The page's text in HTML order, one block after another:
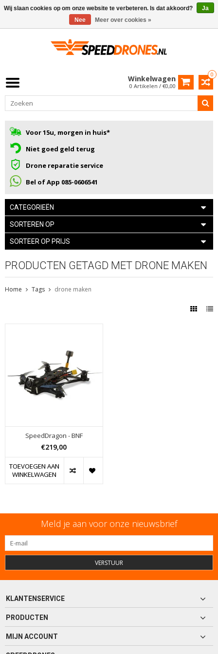
0
Winkelwagen
0 Artikelen / €0,00
Voor 15u, morgen in huis*
Niet goed geld terug
Drone reparatie service
Bel of App 085-0606541
CATEGORIEËN
SORTEREN OP
SORTEER OP PRIJS
PRODUCTEN GETAGD MET DRONE MAKEN
Home Tags drone maken
SpeedDragon - BNF
€219,00
TOEVOEGEN AAN
WINKELWAGEN
Meld je aan voor onze nieuwsbrief
VERSTUUR
KLANTENSERVICE
PRODUCTEN
MIJN ACCOUNT
Wij slaan cookies op om onze website te verbeteren. Is dat akkoord?
Ja
Nee
Meer over cookies »